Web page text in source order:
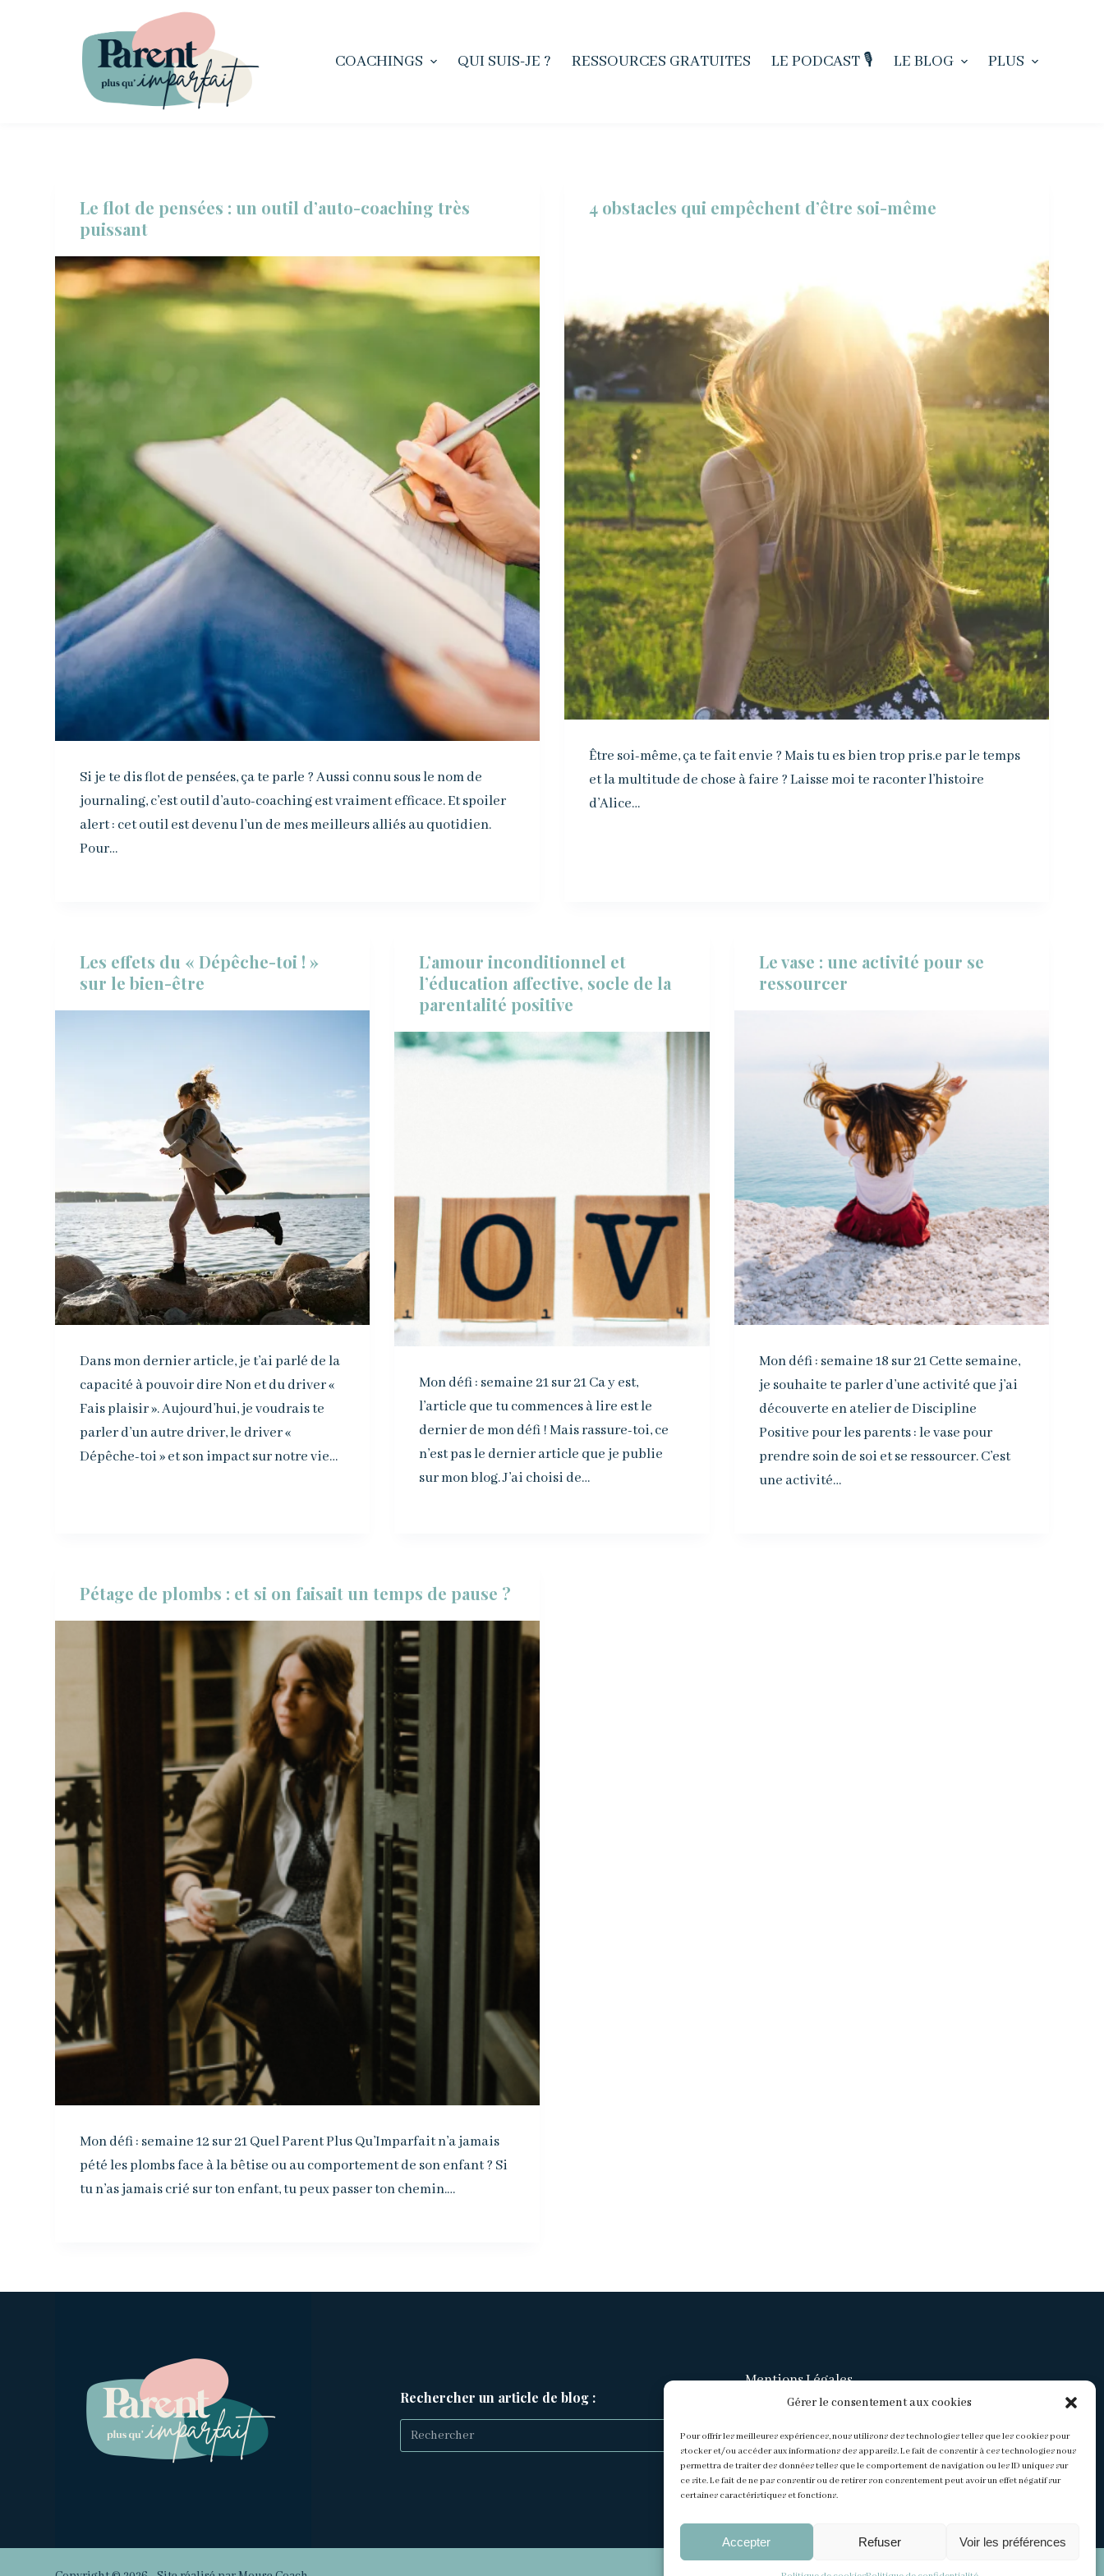
Gérer le consentement aux cookies
Pour offrir les meilleures expériences, nous utilisons des technologies telles que les cookies pour
stocker et/ou accéder aux informations des appareils. Le fait de consentir à ces technologies nous
permettra de traiter des données telles que le comportement de navigation ou les ID uniques sur
ce site. Le fait de ne pas consentir ou de retirer son consentement peut avoir un effet négatif sur
certaines caractéristiques et fonctions.
Accepter Refuser Voir les préférences
COACHINGS QUI SUIS-JE ? RESSOURCES GRATUITES LE PODCAST 🎙️ LE BLOG PLUS
Le flot de pensées : un outil d’auto-coaching très
puissant
Si je te dis flot de pensées, ça te parle ? Aussi connu sous le nom de
journaling, c’est outil d’auto-coaching est vraiment efficace. Et spoiler
alert : cet outil est devenu l’un de mes meilleurs alliés au quotidien.
Pour…
4 obstacles qui empêchent d’être soi-même
Être soi-même, ça te fait envie ? Mais tu es bien trop pris.e par le temps
et la multitude de chose à faire ? Laisse moi te raconter l’histoire
d’Alice…
Les effets du « Dépêche-toi ! »
sur le bien-être
Dans mon dernier article, je t’ai parlé de la
capacité à pouvoir dire Non et du driver «
Fais plaisir ». Aujourd’hui, je voudrais te
parler d’un autre driver, le driver «
Dépêche-toi » et son impact sur notre vie…
L’amour inconditionnel et
l’éducation affective, socle de la
parentalité positive
Mon défi : semaine 21 sur 21 Ca y est,
l’article que tu commences à lire est le
dernier de mon défi ! Mais rassure-toi, ce
n’est pas le dernier article que je publie
sur mon blog. J’ai choisi de…
Le vase : une activité pour se
ressourcer
Mon défi : semaine 18 sur 21 Cette semaine,
je souhaite te parler d’une activité que j’ai
découverte en atelier de Discipline
Positive pour les parents : le vase pour
prendre soin de soi et se ressourcer. C’est
une activité…
Pétage de plombs : et si on faisait un temps de pause ?
Mon défi : semaine 12 sur 21 Quel Parent Plus Qu’Imparfait n’a jamais
pété les plombs face à la bêtise ou au comportement de son enfant ? Si
tu n’as jamais crié sur ton enfant, tu peux passer ton chemin.…
Rechercher un article de blog :
Mentions Légales
CGV